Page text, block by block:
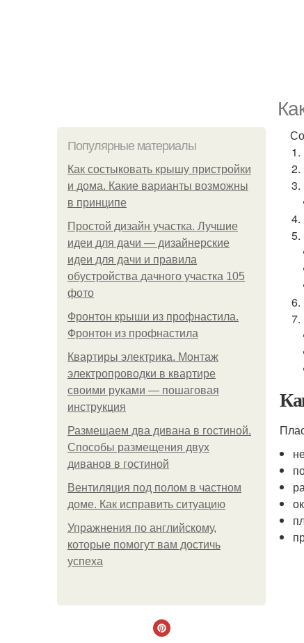
Популярные материалы
Как состыковать крышу пристройки
и дома. Какие варианты возможны
в принципе
Простой дизайн участка. Лучшие
идеи для дачи — дизайнерские
идеи для дачи и правила
обустройства дачного участка 105
фото
Фронтон крыши из профнастила.
Фронтон из профнастила
Квартиры электрика. Монтаж
электропроводки в квартире
своими руками — пошаговая
инструкция
Размещаем два дивана в гостиной.
Способы размещения двух
диванов в гостиной
Вентиляция под полом в частном
доме. Как исправить ситуацию
Упражнения по английскому,
которые помогут вам достичь
успеха